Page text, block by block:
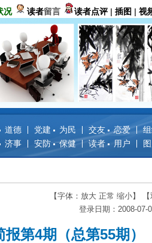
况 读者留言 读者点评 | 插图 | 视
道德 党建 为民 交友 恋爱
济事 安防 保健 读者 用户
【字体： 放大 正常 缩小】 【
登录日期：2008-07-
第4期（总第55期）